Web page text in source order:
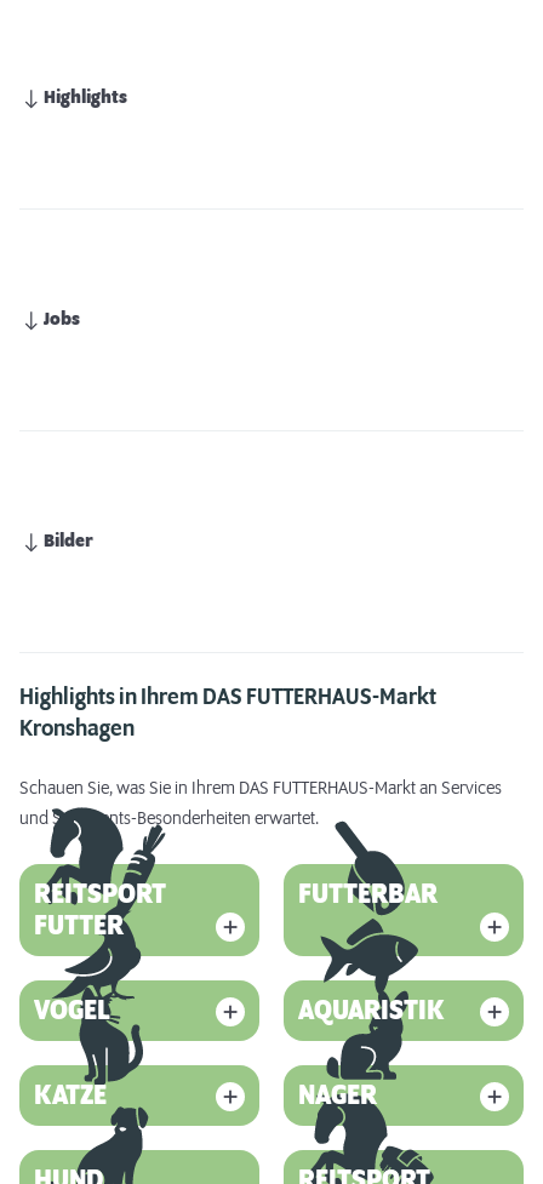
Highlights
Jobs
Bilder
Highlights in Ihrem DAS FUTTERHAUS-Markt
Kronshagen
Schauen Sie, was Sie in Ihrem DAS FUTTERHAUS-Markt an Services
und Sortiments-Besonderheiten erwartet.
REITSPORT
FUTTER
FUTTERBAR
VOGEL AQUARISTIK
KATZE NAGER